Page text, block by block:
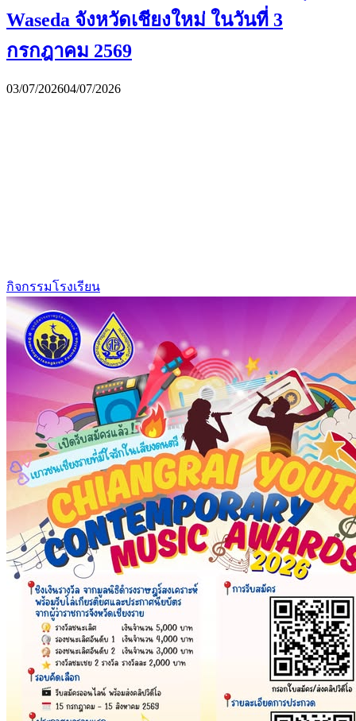
Waseda จังหวัดเชียงใหม่ ในวันที่ 3
กรกฎาคม 2569
03/07/202604/07/2026
กิจกรรมโรงเรียน